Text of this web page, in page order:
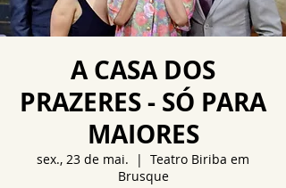
A CASA DOS
PRAZERES - SÓ PARA
MAIORES
sex., 23 de mai.
  |
Teatro Biriba em
Brusque